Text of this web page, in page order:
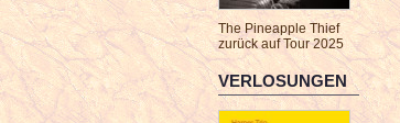
The Pineapple Thief
zurück auf Tour 2025
VERLOSUNGEN